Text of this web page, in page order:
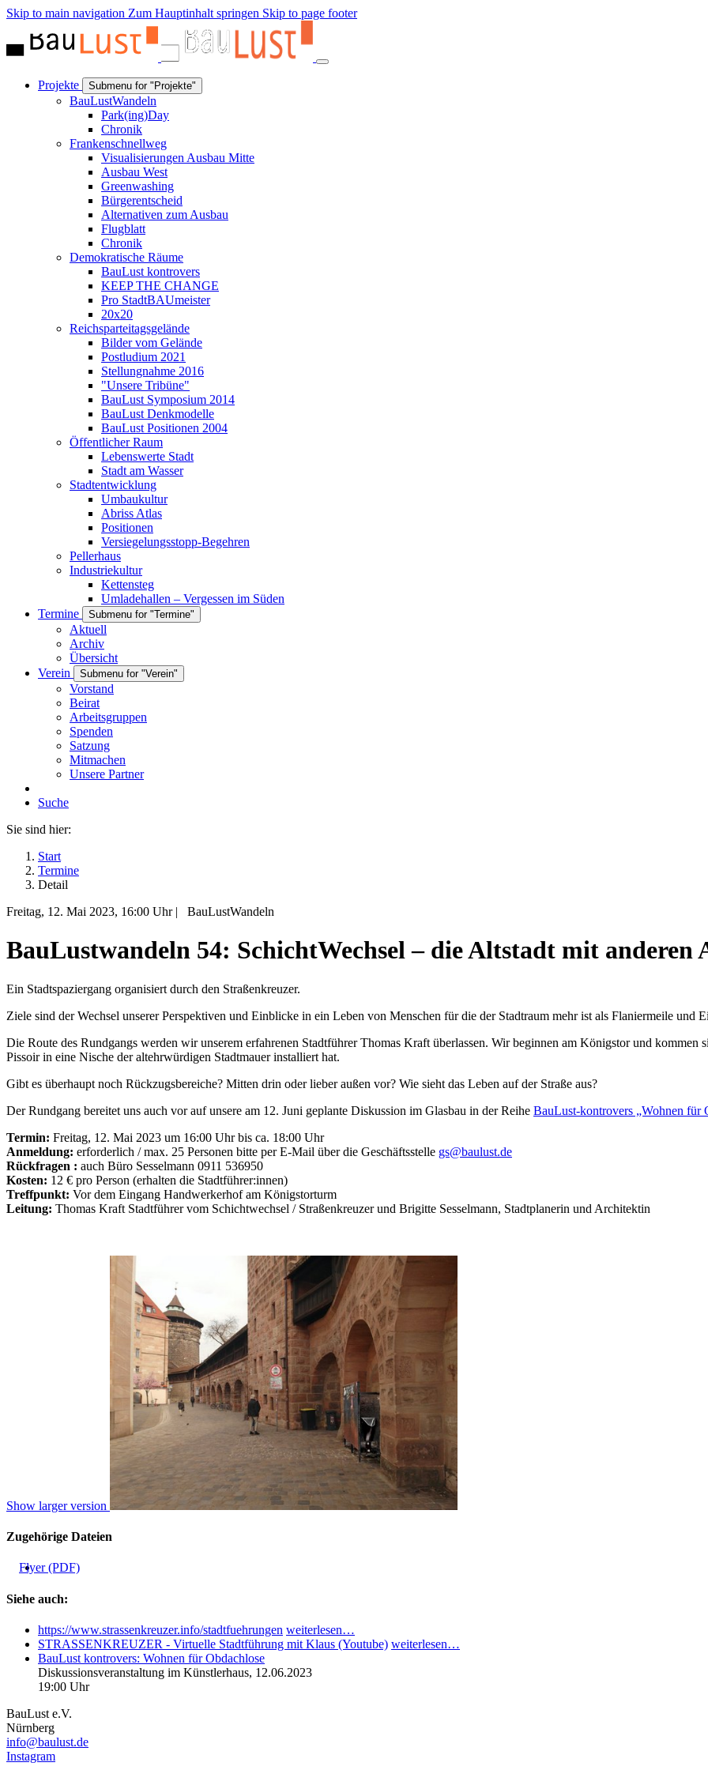
Skip to main navigation Zum Hauptinhalt springen Skip to page footer
Projekte Submenu for "Projekte"
BauLustWandeln
Park(ing)Day
Chronik
Frankenschnellweg
Visualisierungen Ausbau Mitte
Ausbau West
Greenwashing
Bürgerentscheid
Alternativen zum Ausbau
Flugblatt
Chronik
Demokratische Räume
BauLust kontrovers
KEEP THE CHANGE
Pro StadtBAUmeister
20x20
Reichsparteitagsgelände
Bilder vom Gelände
Postludium 2021
Stellungnahme 2016
"Unsere Tribüne"
BauLust Symposium 2014
BauLust Denkmodelle
BauLust Positionen 2004
Öffentlicher Raum
Lebenswerte Stadt
Stadt am Wasser
Stadtentwicklung
Umbaukultur
Abriss Atlas
Positionen
Versiegelungsstopp-Begehren
Pellerhaus
Industriekultur
Kettensteg
Umladehallen – Vergessen im Süden
Termine
Submenu for "Termine"
Aktuell
Archiv
Übersicht
Verein
Submenu for "Verein"
Vorstand
Beirat
Arbeitsgruppen
Spenden
Satzung
Mitmachen
Unsere Partner
Suche
Sie sind hier:
Start
Termine
Detail
Freitag, 12. Mai 2023, 16:00 Uhr | BauLustWandeln
BauLustwandeln 54: SchichtWechsel – die Altstadt mit anderen
Ein Stadtspaziergang organisiert durch den Straßenkreuzer.
Ziele sind der Wechsel unserer Perspektiven und Einblicke in ein Leben von Menschen für die der Stadtraum mehr ist als Flaniermeile und
Die Route des Rundgangs werden wir unserem erfahrenen Stadtführer Thomas Kraft überlassen. Wir beginnen am Königstor und
Pissoir in eine Nische der altehrwürdigen Stadtmauer installiert hat.
Gibt es überhaupt noch Rückzugsbereiche? Mitten drin oder lieber außen vor? Wie sieht das Leben auf der Straße aus?
Der Rundgang bereitet uns auch vor auf unsere am 12. Juni geplante Diskussion im Glasbau in der Reihe BauLust-kontrovers „Wohnen für
Termin: Freitag, 12. Mai 2023 um 16:00 Uhr bis ca. 18:00 Uhr
Anmeldung: erforderlich / max. 25 Personen bitte per E-Mail über die Geschäftsstelle gs@baulust.de
Rückfragen : auch Büro Sesselmann 0911 536950
Kosten: 12 € pro Person (erhalten die Stadtführer:innen)
Treffpunkt: Vor dem Eingang Handwerkerhof am Königstorturm
Leitung: Thomas Kraft Stadtführer vom Schichtwechsel / Straßenkreuzer und Brigitte Sesselmann, Stadtplanerin und Architektin
Show larger version
Zugehörige Dateien
Flyer (PDF)
Siehe auch:
https://www.strassenkreuzer.info/stadtfuehrungen weiterlesen…
STRASSENKREUZER - Virtuelle Stadtführung mit Klaus (Youtube) weiterlesen…
BauLust kontrovers: Wohnen für Obdachlose
Diskussionsveranstaltung im Künstlerhaus, 12.06.2023
19:00 Uhr
BauLust e.V.
Nürnberg
info@baulust.de
Instagram